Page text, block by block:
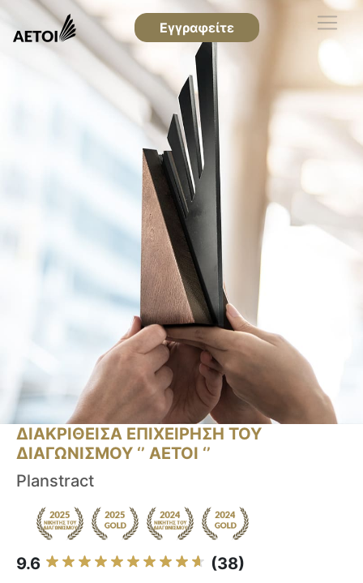
Εγγραφείτε
ΔΙΑΚΡΙΘΕΙΣΑ ΕΠΙΧΕΙΡΗΣΗ ΤΟΥ
ΔΙΑΓΩΝΙΣΜΟΥ ‘’ ΑΕΤΟΙ ‘’
Planstract
9.6 (38)